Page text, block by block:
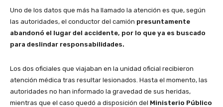
Uno de los datos que más ha llamado la atención es que, según
las autoridades, el conductor del camión presuntamente
abandonó el lugar del accidente, por lo que ya es buscado
para deslindar responsabilidades.
Los dos oficiales que viajaban en la unidad oficial recibieron
atención médica tras resultar lesionados. Hasta el momento, las
autoridades no han informado la gravedad de sus heridas,
mientras que el caso quedó a disposición del Ministerio Público